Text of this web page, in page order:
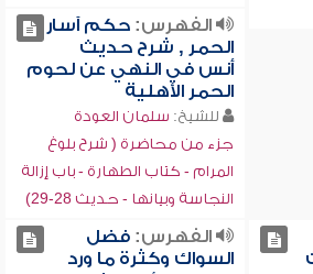
الفهرس:حكم آسار
الحمر , شرح حديث
أنس في النهي عن لحوم
الحمر الأهلية
للشيخ: سلمان العودة
جزء من محاضرة ( شرح بلوغ
المرام - كتاب الطهارة - باب إزالة
النجاسة وبيانها - حديث 28-29)
الفهرس:فضل
السواك وكثرة ما ورد